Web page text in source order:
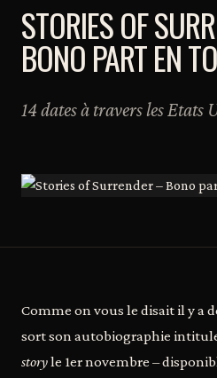
STORIES OF
BONO PART EN
14 dates à travers les Etats
Comme on vous le disait il y a
sort son autobiographie
storyle 1er novembre –